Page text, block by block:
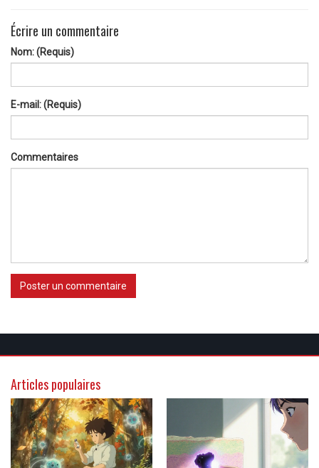
Écrire un commentaire
Nom: (Requis)
E-mail: (Requis)
Commentaires
Poster un commentaire
Articles populaires